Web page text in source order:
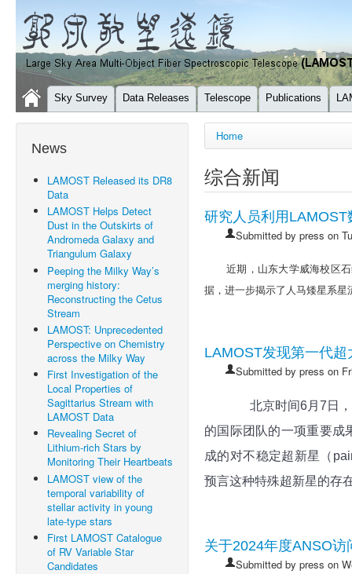
Sky Survey Data Releases Telescope Publications
News
LAMOST Released its DR8
Data
LAMOST Helps Detect
Dust in the Outskirts of
Andromeda Galaxy and
Triangulum Galaxy
Peeping the Milky Way’s
merging history:
Reconstructing the Cetus
Stream
LAMOST: Unprecedented
Perspective on Chemistry
across the Milky Way
First Investigation of the
Local Properties of
Sagittarius Stream with
LAMOST Data
Revealing Secret of
Lithium-rich Stars by
Monitoring Their Heartbeats
LAMOST view of the
temporal variability of
stellar activity in young
late-type stars
First LAMOST Catalogue
of RV Variable Star
Candidates
You are here
Home
综合新闻
研究人员利用
Submitted by press on
近期，山东大学威海校区
据，进一步揭示了人马矮星系星
LAMOST发现第一代
Submitted by press on
北京时间6月 7 日
的国际团队的一项重要成
成的对不稳定超新星（
预言这种特殊超新星的存
关于2024年度ANSO
Submitted by press on